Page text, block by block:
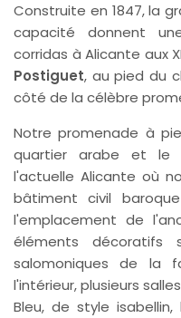
Construite en 1847, la
capacité donnent
corridas à Alicante aux
Postiguet, au pied du
côté de la célèbre
Notre promenade à
quartier arabe et le
l'actuelle Alicante où
bâtiment civil
l'emplacement de
éléments décoratifs
salomoniques de la
l'intérieur, plusieurs
Bleu, de style